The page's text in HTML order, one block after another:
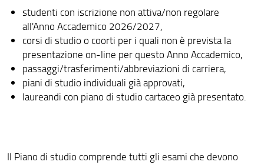
studenti con iscrizione non attiva/non regolare
all'Anno Accademico 2026/2027,
corsi di studio o coorti per i quali non è prevista la
presentazione on-line per questo Anno Accademico,
passaggi/trasferimenti/abbreviazioni di carriera,
piani di studio individuali già approvati,
laureandi con piano di studio cartaceo già presentato.
Il Piano di studio comprende tutti gli esami che devono
Corsi Master
Corsi di perfezionamento
Corsi di aggiornamento professionale
E-learning Moodle